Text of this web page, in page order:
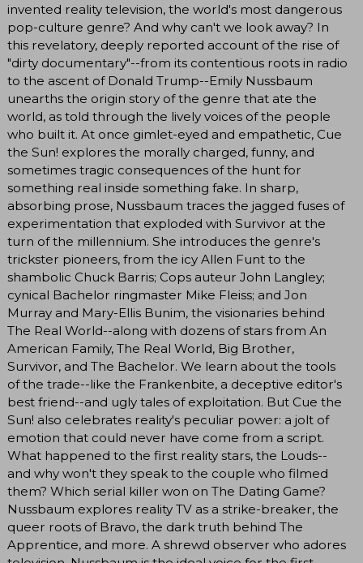
invented reality television, the world's most dangerous
pop-culture genre? And why can't we look away? In
this revelatory, deeply reported account of the rise of
"dirty documentary"--from its contentious roots in radio
to the ascent of Donald Trump--Emily Nussbaum
unearths the origin story of the genre that ate the
world, as told through the lively voices of the people
who built it. At once gimlet-eyed and empathetic, Cue
the Sun! explores the morally charged, funny, and
sometimes tragic consequences of the hunt for
something real inside something fake. In sharp,
absorbing prose, Nussbaum traces the jagged fuses of
experimentation that exploded with Survivor at the
turn of the millennium. She introduces the genre's
trickster pioneers, from the icy Allen Funt to the
shambolic Chuck Barris; Cops auteur John Langley;
cynical Bachelor ringmaster Mike Fleiss; and Jon
Murray and Mary-Ellis Bunim, the visionaries behind
The Real World--along with dozens of stars from An
American Family, The Real World, Big Brother,
Survivor, and The Bachelor. We learn about the tools
of the trade--like the Frankenbite, a deceptive editor's
best friend--and ugly tales of exploitation. But Cue the
Sun! also celebrates reality's peculiar power: a jolt of
emotion that could never have come from a script.
What happened to the first reality stars, the Louds--
and why won't they speak to the couple who filmed
them? Which serial killer won on The Dating Game?
Nussbaum explores reality TV as a strike-breaker, the
queer roots of Bravo, the dark truth behind The
Apprentice, and more. A shrewd observer who adores